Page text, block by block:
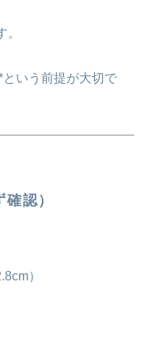
いう前提が大切で
認）
）